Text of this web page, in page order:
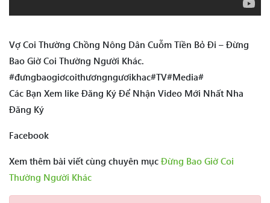
Vợ Coi Thường Chồng Nông Dân Cuỗm Tiền Bỏ Đi – Đừng
Bao Giờ Coi Thường Người Khác.
#đưngbaogiơcoithươngngươikhac#TV#Media#
Các Bạn Xem like Đăng Ký Để Nhận Video Mới Nhất Nha
Đăng Ký
Facebook
Xem thêm bài viết cùng chuyên mục Đừng Bao Giờ Coi
Thường Người Khác